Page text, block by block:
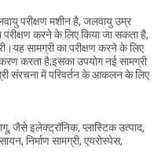
परीक्षण मशीन है, जलवायु उम्र
करने के लिए किया जा सकता है,
सामग्री का परीक्षण करने के लिए
करता है;इसका उपयोग नई सामग्री
संरचना में परिवर्तन के आकलन के लिए
जैसे इलेक्ट्रॉनिक, प्लास्टिक उत्पाद,
निर्माण सामग्री, एयरोस्पेस,